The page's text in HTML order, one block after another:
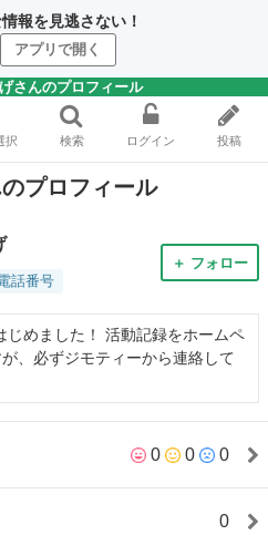
報を見逃さない！
アプリで開く
さんのプロフィール
択 検索 ログイン 投稿
プロフィール
話番号
＋ フォロー
めました！ 活動記録をホームペ
、必ずジモティーから連絡して
0 0 0
0